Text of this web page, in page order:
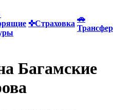
✜Страховка
🚗
Трансфер
Багамские